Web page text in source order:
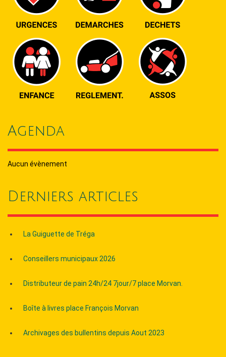
Agenda
Aucun évènement
Derniers articles
La Guiguette de Tréga
Conseillers municipaux 2026
Distributeur de pain 24h/24 7jour/7 place Morvan.
Boîte à livres place François Morvan
Archivages des bullentins depuis Aout 2023